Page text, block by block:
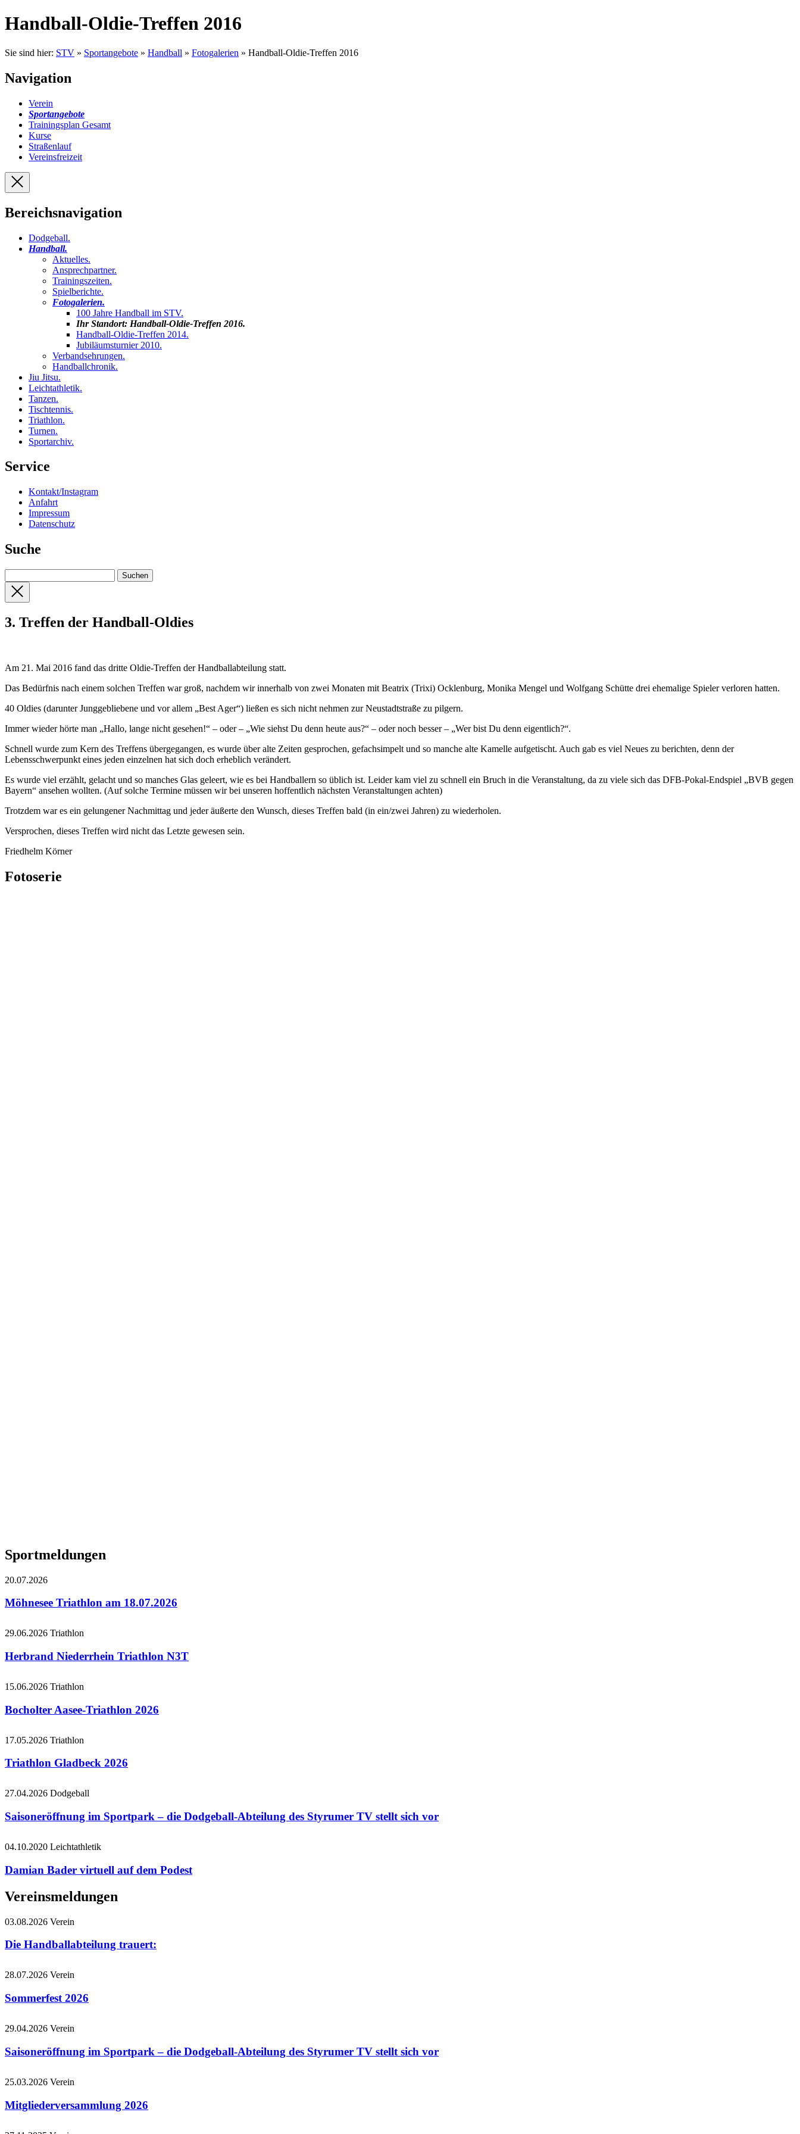
Handball-Oldie-Treffen 2016
Sie sind hier: STV » Sportangebote » Handball » Fotogalerien » Handball-Oldie-Treffen 2016
Navigation
Verein
Sportangebote
Trainingsplan Gesamt
Kurse
Straßenlauf
Vereinsfreizeit
Bereichsnavigation
Dodgeball.
Handball.
Aktuelles.
Ansprechpartner.
Trainingszeiten.
Spielberichte.
Fotogalerien.
100 Jahre Handball im STV.
Ihr Standort: Handball-Oldie-Treffen 2016.
Handball-Oldie-Treffen 2014.
Jubiläumsturnier 2010.
Verbandsehrungen.
Handballchronik.
Jiu Jitsu.
Leichtathletik.
Tanzen.
Tischtennis.
Triathlon.
Turnen.
Sportarchiv.
Service
Kontakt/Instagram
Anfahrt
Impressum
Datenschutz
Suche
3. Treffen der Handball-Oldies
Am 21. Mai 2016 fand das dritte Oldie-Treffen der Handballabteilung statt.
Das Bedürfnis nach einem solchen Treffen war groß, nachdem wir innerhalb von zwei Monaten mit Beatrix (Trixi) Ocklenburg, Monika Mengel und Wolfgang Schütte drei ehemalige Spieler verloren hatten.
40 Oldies (darunter Junggebliebene und vor allem „Best Ager“) ließen es sich nicht nehmen zur Neustadtstraße zu pilgern.
Immer wieder hörte man „Hallo, lange nicht gesehen!“ – oder – „Wie siehst Du denn heute aus?“ – oder noch besser – „Wer bist Du denn eigentlich?“.
Schnell wurde zum Kern des Treffens übergegangen, es wurde über alte Zeiten gesprochen, gefachsimpelt und so manche alte Kamelle aufgetischt. Auch gab es viel Neues zu berichten, denn der
Lebensschwerpunkt eines jeden einzelnen hat sich doch erheblich verändert.
Es wurde viel erzählt, gelacht und so manches Glas geleert, wie es bei Handballern so üblich ist. Leider kam viel zu schnell ein Bruch in die Veranstaltung, da zu viele sich das DFB-Pokal-Endspiel „BVB gegen
Bayern“ ansehen wollten. (Auf solche Termine müssen wir bei unseren hoffentlich nächsten Veranstaltungen achten)
Trotzdem war es ein gelungener Nachmittag und jeder äußerte den Wunsch, dieses Treffen bald (in ein/zwei Jahren) zu wiederholen.
Versprochen, dieses Treffen wird nicht das Letzte gewesen sein.
Friedhelm Körner
Fotoserie
Sportmeldungen
20.07.2026
Möhnesee Triathlon am 18.07.2026
29.06.2026 Triathlon
Herbrand Niederrhein Triathlon N3T
15.06.2026 Triathlon
Bocholter Aasee-Triathlon 2026
17.05.2026 Triathlon
Triathlon Gladbeck 2026
27.04.2026 Dodgeball
Saisoneröffnung im Sportpark – die Dodgeball-Abteilung des Styrumer TV stellt sich vor
04.10.2020 Leichtathletik
Damian Bader virtuell auf dem Podest
Vereinsmeldungen
03.08.2026 Verein
Die Handballabteilung trauert:
28.07.2026 Verein
Sommerfest 2026
29.04.2026 Verein
Saisoneröffnung im Sportpark – die Dodgeball-Abteilung des Styrumer TV stellt sich vor
25.03.2026 Verein
Mitgliederversammlung 2026